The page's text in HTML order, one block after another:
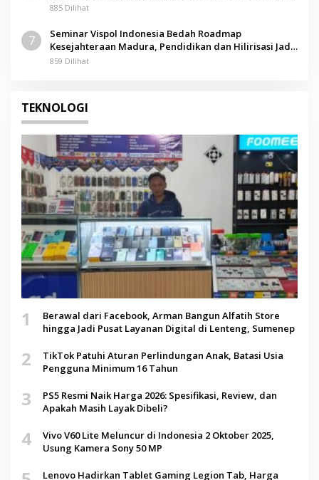
885 Dilihat
7
Seminar Vispol Indonesia Bedah Roadmap
Kesejahteraan Madura, Pendidikan dan Hilirisasi Jadi
Kunci
859 Dilihat
TEKNOLOGI
1
Berawal dari Facebook, Arman Bangun Alfatih Store
hingga Jadi Pusat Layanan Digital di Lenteng, Sumenep
2
TikTok Patuhi Aturan Perlindungan Anak, Batasi Usia
Pengguna Minimum 16 Tahun
3
PS5 Resmi Naik Harga 2026: Spesifikasi, Review, dan
Apakah Masih Layak Dibeli?
4
Vivo V60 Lite Meluncur di Indonesia 2 Oktober 2025,
Usung Kamera Sony 50 MP
Lenovo Hadirkan Tablet Gaming Legion Tab, Harga